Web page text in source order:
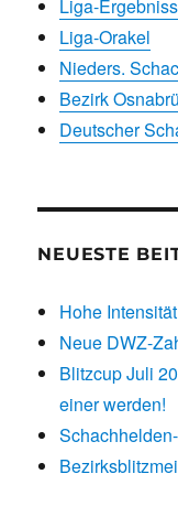
Liga-
Liga-Orakel
Nieders.
Bezirk
Deutscher
NEUESTE
Hohe
Neue DWZ-
Blitzcup Juli
einer werden!